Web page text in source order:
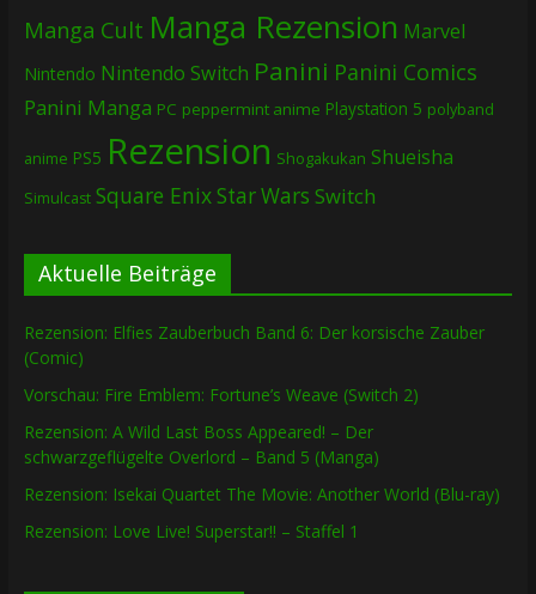
Manga Cult Manga Rezension Marvel
Nintendo Nintendo Switch Panini Panini Comics
Panini Manga PC peppermint anime Playstation 5 polyband
anime PS5 Rezension Shogakukan Shueisha
Simulcast Square EnixStar Wars Switch
Aktuelle Beiträge
Rezension: Elfies Zauberbuch Band 6: Der korsische Zauber
(Comic)
Vorschau: Fire Emblem: Fortune’s Weave (Switch 2)
Rezension: A Wild Last Boss Appeared! – Der
schwarzgeflügelte Overlord – Band 5 (Manga)
Rezension: Isekai Quartet The Movie: Another World (Blu-ray)
Rezension: Love Live! Superstar!! – Staffel 1